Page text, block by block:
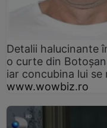
Detalii halucinante
o curte din
iar concubina lui
www.wowbiz.ro